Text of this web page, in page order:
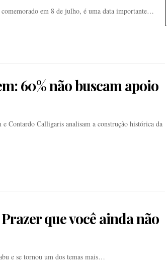
em 8 de julho, é uma data importante…
60% não buscam apoio
e Contardo Calligaris analisam a construção histórica da
que você ainda não
e se tornou um dos temas mais…